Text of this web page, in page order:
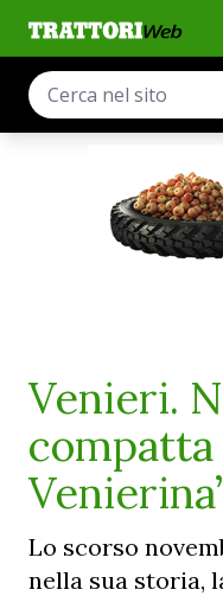
Venieri.
compatta
Venierina’
Lo scorso
nella sua storia,